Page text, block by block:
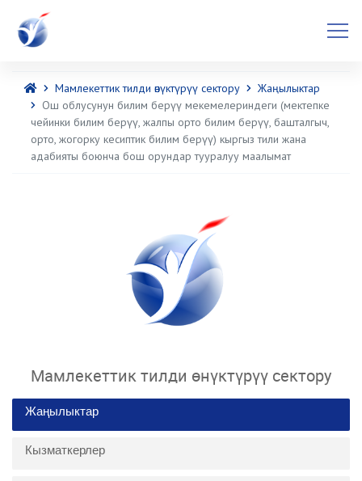
Мамлекеттик тилди өнүктүрүү сектору
Жаңылыктар
Ош облусунун билим берүү мекемелериндеги (мектепке
чейинки билим берүү, жалпы орто билим берүү, башталгыч,
орто, жогорку кесиптик билим берүү) кыргыз тили жана
адабияты боюнча бош орундар тууралуу маалымат
Мамлекеттик тилди өнүктүрүү сектору
Жаңылыктар
Кызматкерлер